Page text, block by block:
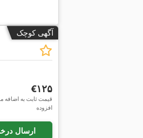
آگهی کوچک
‎€۱۲۵
قیمت ثابت به اضافه
افزوده
ارسال